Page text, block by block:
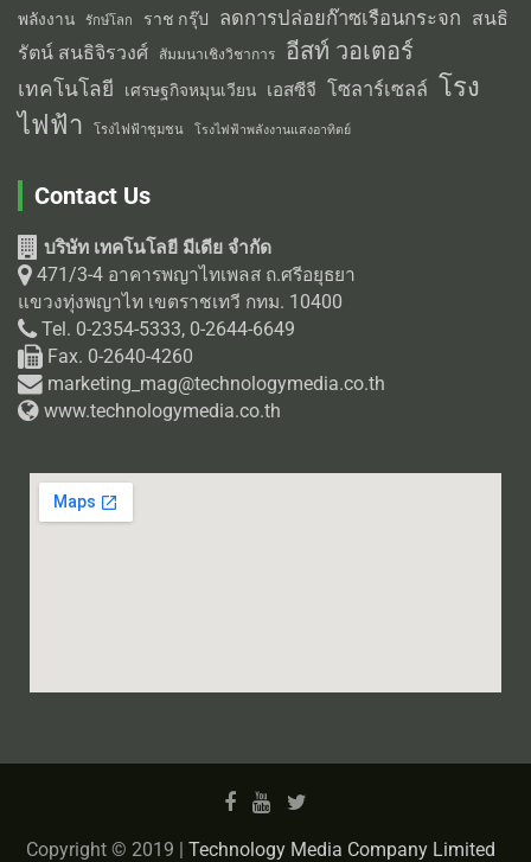
พลังงาน
รักษ์โลก ราช กรุ๊ป ลดการปล่อยก๊าซเรือนกระจก สนธิ
รัตน์ สนธิจิรวงศ์
สัมมนาเชิงวิชาการ อีสท์ วอเตอร์
เทคโนโลยี เศรษฐกิจหมุนเวียน เอสซีจี โซลาร์เซลล์ โรง
ไฟฟ้า
โรงไฟฟ้าชุมชน โรงไฟฟ้าพลังงานแสงอาทิตย์
Contact Us
บริษัท เทคโนโลยี มีเดีย จำกัด
471/3-4 อาคารพญาไทเพลส ถ.ศรีอยุธยา
แขวงทุ่งพญาไท เขตราชเทวี กทม. 10400
Tel. 0-2354-5333, 0-2644-6649
Fax. 0-2640-4260
marketing_mag@technologymedia.co.th
www.technologymedia.co.th
Copyright © 2019 | Technology Media Company Limited